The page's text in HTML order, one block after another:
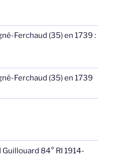
Ferchaud (35) en 1739 :
Ferchaud (35) en 1739
84° RI 1914-